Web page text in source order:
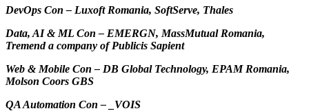
DevOps Con – Luxoft Romania, SoftServe, Thales
Data, AI & ML Con – EMERGN, MassMutual Romania,
Tremend a company of Publicis Sapient
Web & Mobile Con – DB Global Technology, EPAM Romania,
Molson Coors GBS
QA Automation Con – _VOIS